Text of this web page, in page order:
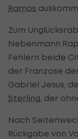
Ramos
Zum
Nebenmann
Fehlern beide
der Franzose
Gabriel Jesus,
Sterling , der
Nach
Rückgabe von